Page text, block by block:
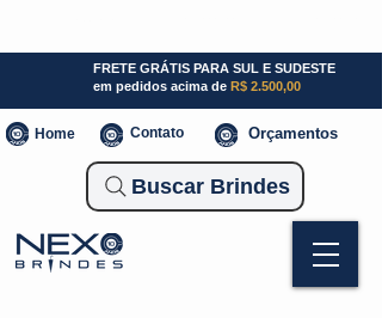
FRETE GRÁTIS PARA SUL E SUDESTE
em pedidos acima de R$ 2.500,00
Home Contato Orçamentos
Buscar Brindes